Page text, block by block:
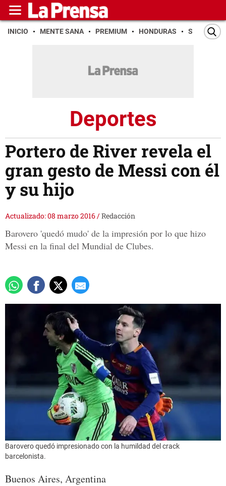
INICIO MENTE SANA PREMIUM HONDURAS SAN PEDRO
Deportes
Portero de River revela el
gran gesto de Messi con él
y su hijo
Actualizado: 08 marzo 2016/Redacción
Barovero 'quedó mudo' de la impresión por lo que hizo
Messi en la final del Mundial de Clubes.
Barovero quedó impresionado con la humildad del crack
barcelonista.
Buenos Aires, Argentina